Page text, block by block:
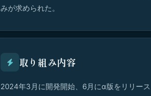
みが求められた。
取り組み内容
2024年3月に開発開始、6月にα版をリリー